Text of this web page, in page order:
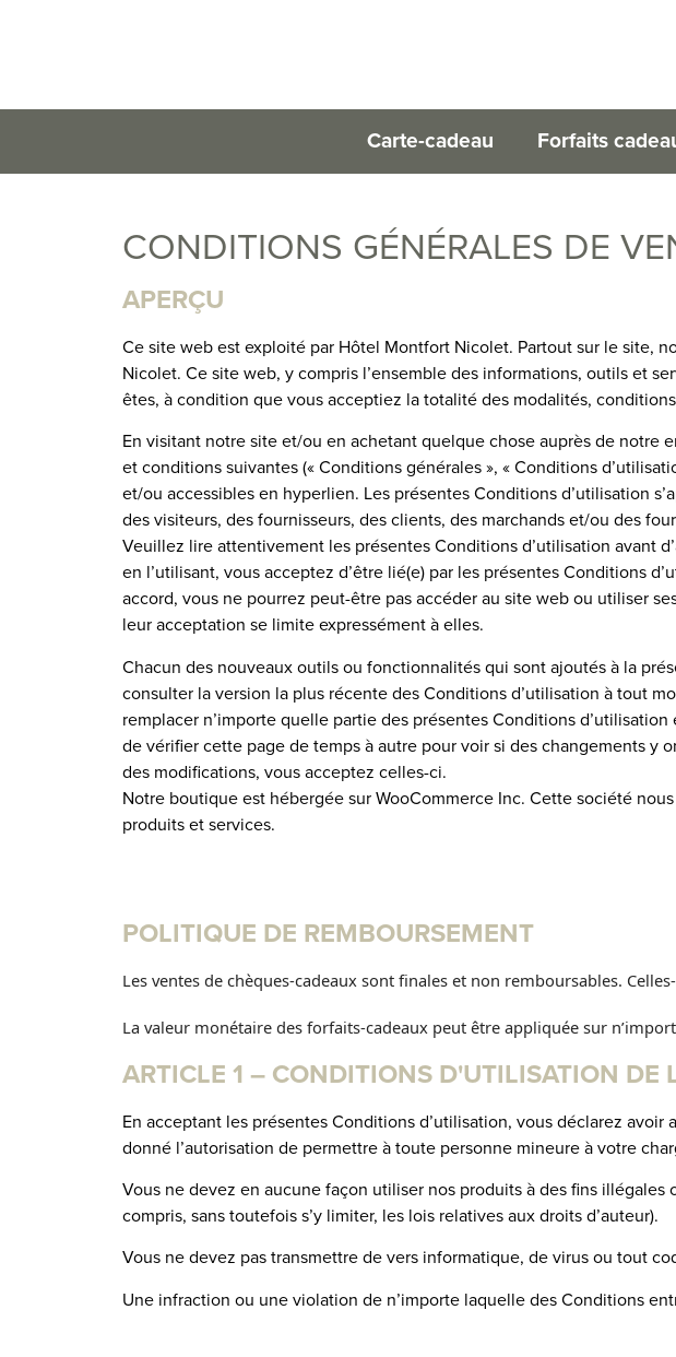
Carte-cadeau Forfaits
CONDITIONS GÉNÉRALES DE
APERÇU
Ce site web est exploité par Hôtel Montfort Nicolet. Partout sur le site,
Nicolet. Ce site web, y compris l’ensemble des informations, outils et
êtes, à condition que vous acceptiez la totalité des modalités,
En visitant notre site et/ou en achetant quelque chose auprès de notre
et conditions suivantes (« Conditions générales », « Conditions
et/ou accessibles en hyperlien. Les présentes Conditions d’utilisation
des visiteurs, des fournisseurs, des clients, des marchands et/ou des
Veuillez lire attentivement les présentes Conditions d’utilisation avant
en l’utilisant, vous acceptez d’être lié(e) par les présentes Conditions
accord, vous ne pourrez peut-être pas accéder au site web ou utiliser
leur acceptation se limite expressément à elles.
Chacun des nouveaux outils ou fonctionnalités qui sont ajoutés à la
consulter la version la plus récente des Conditions d’utilisation à tout
remplacer n’importe quelle partie des présentes Conditions
de vérifier cette page de temps à autre pour voir si des changements y
des modifications, vous acceptez celles-ci.
Notre boutique est hébergée sur WooCommerce Inc. Cette société
produits et services.
POLITIQUE DE REMBOURSEMENT
Les ventes de chèques-cadeaux sont finales et non remboursables.
La valeur monétaire des forfaits-cadeaux peut être appliquée sur
ARTICLE 1 – CONDITIONS D'UTILISATION DE
En acceptant les présentes Conditions d’utilisation, vous déclarez
donné l’autorisation de permettre à toute personne mineure à votre
Vous ne devez en aucune façon utiliser nos produits à des fins
compris, sans toutefois s’y limiter, les lois relatives aux droits d’auteur).
Vous ne devez pas transmettre de vers informatique, de virus ou tout
Une infraction ou une violation de n’importe laquelle des Conditions